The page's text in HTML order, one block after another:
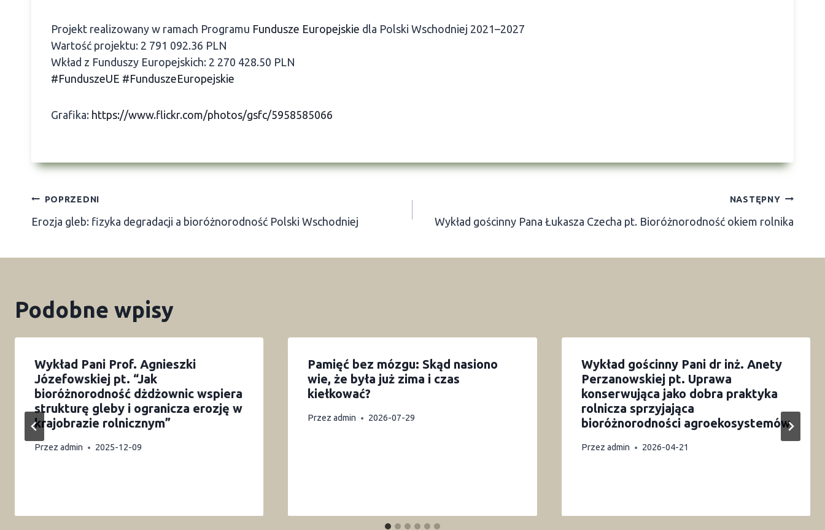
Projekt realizowany w ramach Programu Fundusze Europejskie dla Polski Wschodniej 2021–2027
Wartość projektu: 2 791 092.36 PLN
Wkład z Funduszy Europejskich: 2 270 428.50 PLN
#FunduszeUE #FunduszeEuropejskie
Grafika: https://www.flickr.com/photos/gsfc/5958585066
Nawigacja
wpisu
POPRZEDNI
Erozja gleb: fizyka degradacji a bioróżnorodność Polski Wschodniej
NASTĘPNY
Wykład gościnny Pana Łukasza Czecha pt. Bioróżnorodność okiem rolnika
Podobne wpisy
Wykład Pani Prof. Agnieszki
Józefowskiej pt. “Jak
bioróżnorodność dżdżownic wspiera
strukturę gleby i ogranicza erozję w
krajobrazie rolnicznym”
Przez admin 2025-12-09
Pamięć bez mózgu: Skąd nasiono
wie, że była już zima i czas
kiełkować?
Przez admin 2026-07-29
Wykład gościnny Pani dr inż. Anety
Perzanowskiej pt. Uprawa
konserwująca jako dobra praktyka
rolnicza sprzyjająca
bioróżnorodności agroekosystemów
Przez admin 2026-04-21